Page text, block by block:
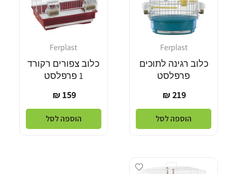
Ferplast
כלוב רגינה לתוכים
פרפלסט
מחיר
רגיל
219 ₪
הוספה לסל
Ferplast
כלוב צפורים רקורד
1 פרפלסט
מחיר
רגיל
159 ₪
הוספה לסל
Add wishlist